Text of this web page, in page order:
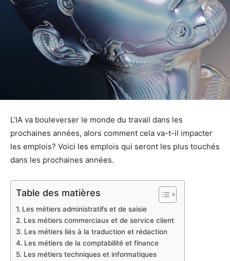
L’IA va bouleverser le monde du travail dans les
prochaines années, alors comment cela va-t-il impacter
les emplois? Voici les emplois qui seront les plus touchés
dans les prochaines années.
Table des matières
Les métiers administratifs et de saisie
Les métiers commerciaux et de service client
Les métiers liés à la traduction et rédaction
Les métiers de la comptabilité et finance
Les métiers techniques et informatiques